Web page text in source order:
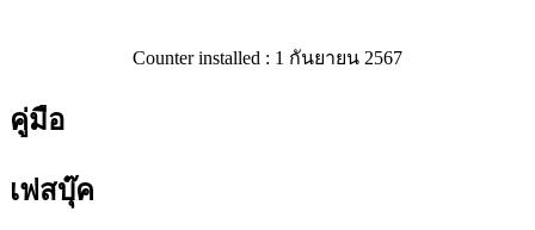
Counter installed : 1 กันยายน 2567
คู่มือ
เฟสบุ๊ค